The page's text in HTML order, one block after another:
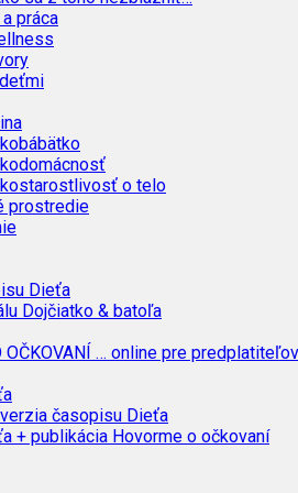
práca
o telo
prostredie
Dieťa
Dojčiatko & batoľa
OČKOVANÍ … online pre predplatiteľov
časopisu Dieťa
+ publikácia Hovorme o očkovaní